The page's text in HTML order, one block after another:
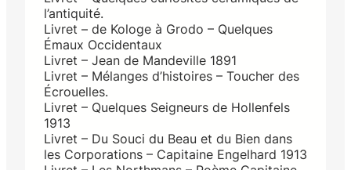
l’antiquité.
Livret – de Kologe à Grodo – Quelques
Émaux Occidentaux
Livret – Jean de Mandeville 1891
Livret – Mélanges d’histoires – Toucher des
Écrouelles.
Livret – Quelques Seigneurs de Hollenfels
1913
Livret – Du Souci du Beau et du Bien dans
les Corporations – Capitaine Engelhard 1913